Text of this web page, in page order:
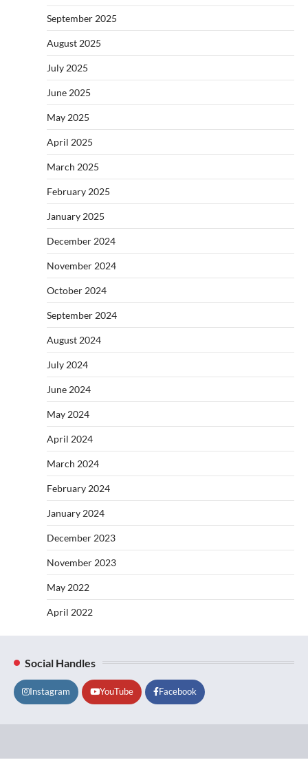
September 2025
August 2025
July 2025
June 2025
May 2025
April 2025
March 2025
February 2025
January 2025
December 2024
November 2024
October 2024
September 2024
August 2024
July 2024
June 2024
May 2024
April 2024
March 2024
February 2024
January 2024
December 2023
November 2023
May 2022
April 2022
Social Handles
Instagram YouTube Facebook